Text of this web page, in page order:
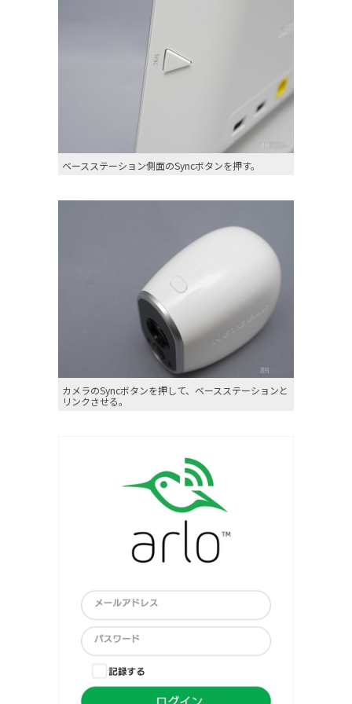
ベースステーション側面のSyncボタンを押す。
カメラのSyncボタンを押して、ベースステーションと
リンクさせる。